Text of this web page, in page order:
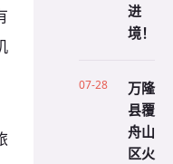
进
境！
07-28
万隆
县覆
舟山
区火